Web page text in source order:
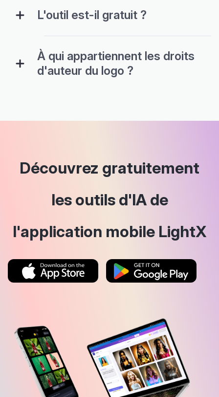
L'outil est-il gratuit ?
À qui appartiennent les droits
d'auteur du logo ?
Découvrez gratuitement
les outils d'IA de
l'application mobile LightX